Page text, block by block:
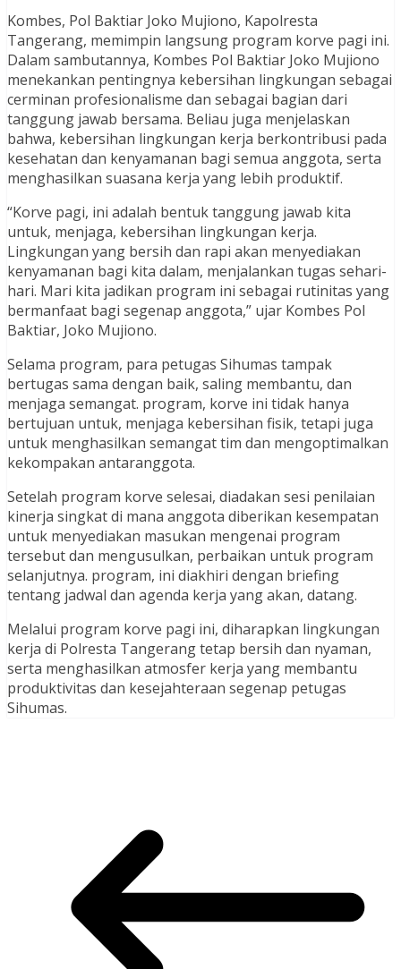
Kombes, Pol Baktiar Joko Mujiono, Kapolresta
Tangerang, memimpin langsung program korve pagi ini.
Dalam sambutannya, Kombes Pol Baktiar Joko Mujiono
menekankan pentingnya kebersihan lingkungan sebagai
cerminan profesionalisme dan sebagai bagian dari
tanggung jawab bersama. Beliau juga menjelaskan
bahwa, kebersihan lingkungan kerja berkontribusi pada
kesehatan dan kenyamanan bagi semua anggota, serta
menghasilkan suasana kerja yang lebih produktif.
“Korve pagi, ini adalah bentuk tanggung jawab kita
untuk, menjaga, kebersihan lingkungan kerja.
Lingkungan yang bersih dan rapi akan menyediakan
kenyamanan bagi kita dalam, menjalankan tugas sehari-
hari. Mari kita jadikan program ini sebagai rutinitas yang
bermanfaat bagi segenap anggota,” ujar Kombes Pol
Baktiar, Joko Mujiono.
Selama program, para petugas Sihumas tampak
bertugas sama dengan baik, saling membantu, dan
menjaga semangat. program, korve ini tidak hanya
bertujuan untuk, menjaga kebersihan fisik, tetapi juga
untuk menghasilkan semangat tim dan mengoptimalkan
kekompakan antaranggota.
Setelah program korve selesai, diadakan sesi penilaian
kinerja singkat di mana anggota diberikan kesempatan
untuk menyediakan masukan mengenai program
tersebut dan mengusulkan, perbaikan untuk program
selanjutnya. program, ini diakhiri dengan briefing
tentang jadwal dan agenda kerja yang akan, datang.
Melalui program korve pagi ini, diharapkan lingkungan
kerja di Polresta Tangerang tetap bersih dan nyaman,
serta menghasilkan atmosfer kerja yang membantu
produktivitas dan kesejahteraan segenap petugas
Sihumas.